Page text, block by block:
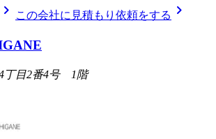
chevron_right この会社に見積もり依頼をする chevron_right
丁目2番4号 1階